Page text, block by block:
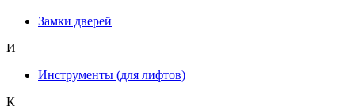
Замки дверей
И
Инструменты (для лифтов)
К